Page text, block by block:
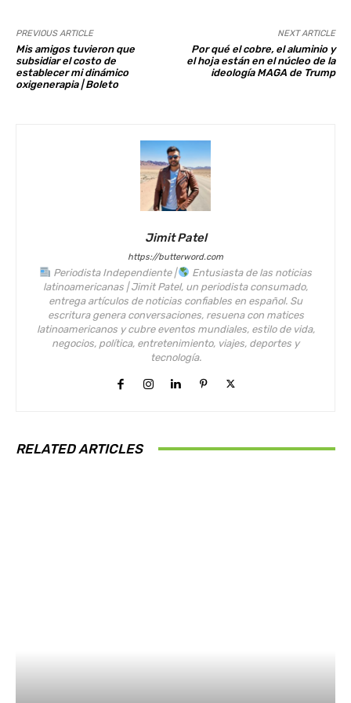
PREVIOUS ARTICLE
Mis amigos tuvieron que
subsidiar el costo de
establecer mi dinámico
oxigenerapia | Boleto
NEXT ARTICLE
Por qué el cobre, el aluminio y
el hoja están en el núcleo de la
ideología MAGA de Trump
Jimit Patel
https://butterword.com
Periodista Independiente |
Entusiasta de las noticias
latinoamericanas | Jimit Patel, un periodista consumado,
entrega artículos de noticias confiables en español. Su
escritura genera conversaciones, resuena con matices
latinoamericanos y cubre eventos mundiales, estilo de vida,
negocios, política, entretenimiento, viajes, deportes y
tecnología.
RELATED ARTICLES